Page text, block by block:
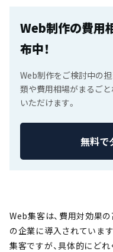
Web制作の費用
布中！
Web制作をご検討中の
類や費用相場がまるご
いただけます。
無料で
Web集客は、費用対効果
の企業に導入されていま
集客ですが、具体的にど